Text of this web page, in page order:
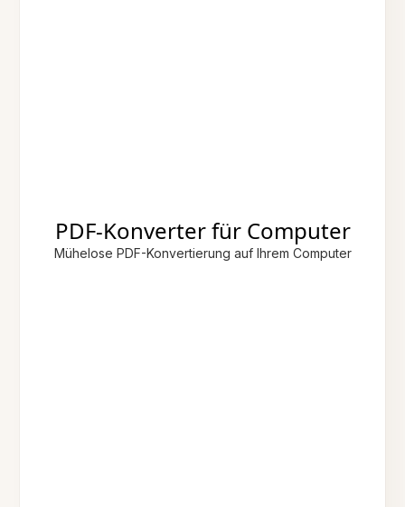
PDF-Konverter für Computer
Mühelose PDF-Konvertierung auf Ihrem Computer